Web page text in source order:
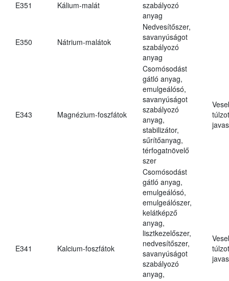
E351 Kálium-malát
szabályozó
anyag
E350 Nátrium-malátok
Nedvesítőszer,
savanyúságot
szabályozó
anyag
E343 Magnézium-foszfátok
Csomósodást
gátló anyag,
emulgeálósó,
savanyúságot
szabályozó
anyag,
stabilizátor,
sűrítőanyag,
térfogatnövelő
szer
E341 Kalcium-foszfátok
Csomósodást
gátló anyag,
emulgeálósó,
emulgeálószer,
kelátképző
anyag,
lisztkezelőszer,
nedvesítőszer,
savanyúságot
szabályozó
anyag,